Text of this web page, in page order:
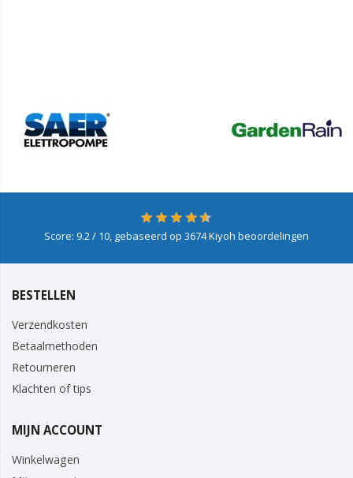
Score: 9.2/ 10, gebaseerd op 3674Kiyoh beoordelingen
BESTELLEN
Verzendkosten
Betaalmethoden
Retourneren
Klachten of tips
MIJN ACCOUNT
Winkelwagen